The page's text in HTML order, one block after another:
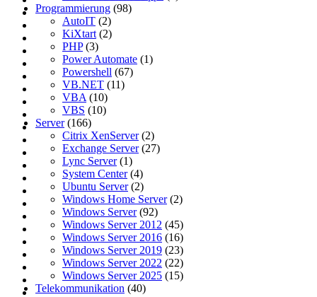
Programmierung (98)
AutoIT (2)
KiXtart (2)
PHP(3)
Power Automate (1)
Powershell (67)
VB.NET (11)
VBA (10)
VBS (10)
Server(166)
Citrix XenServer(2)
Exchange Server(27)
Lync Server(1)
System Center(4)
Ubuntu Server(2)
Windows Home Server(2)
Windows Server(92)
Windows Server 2012 (45)
Windows Server 2016 (16)
Windows Server 2019 (23)
Windows Server 2022 (22)
Windows Server 2025 (15)
Telekommunikation (40)